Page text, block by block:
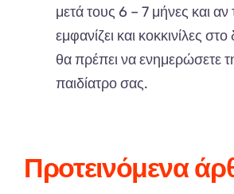
μετάτους 6 – 7 μήνες και αν
εμφανίζει και κοκκινίλες στο
θα πρέπειναενημερώσετε
παιδίατροσας.
Προτεινόμενα